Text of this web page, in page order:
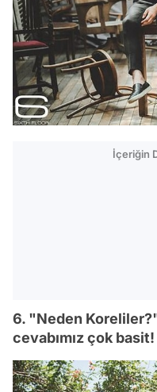
İçeriğin
6. "Neden
cevabımız çok basit!